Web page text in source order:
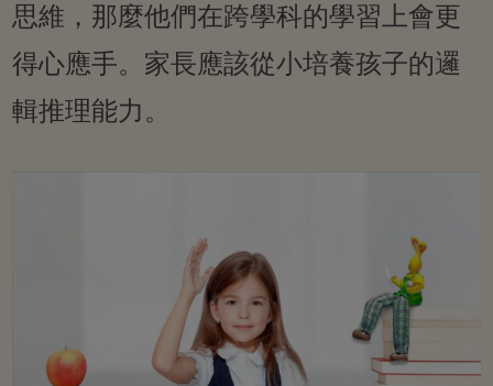
思維，那麼他們在跨學科的學習上會更
得心應手。家長應該從小培養孩子的邏
輯推理能力。